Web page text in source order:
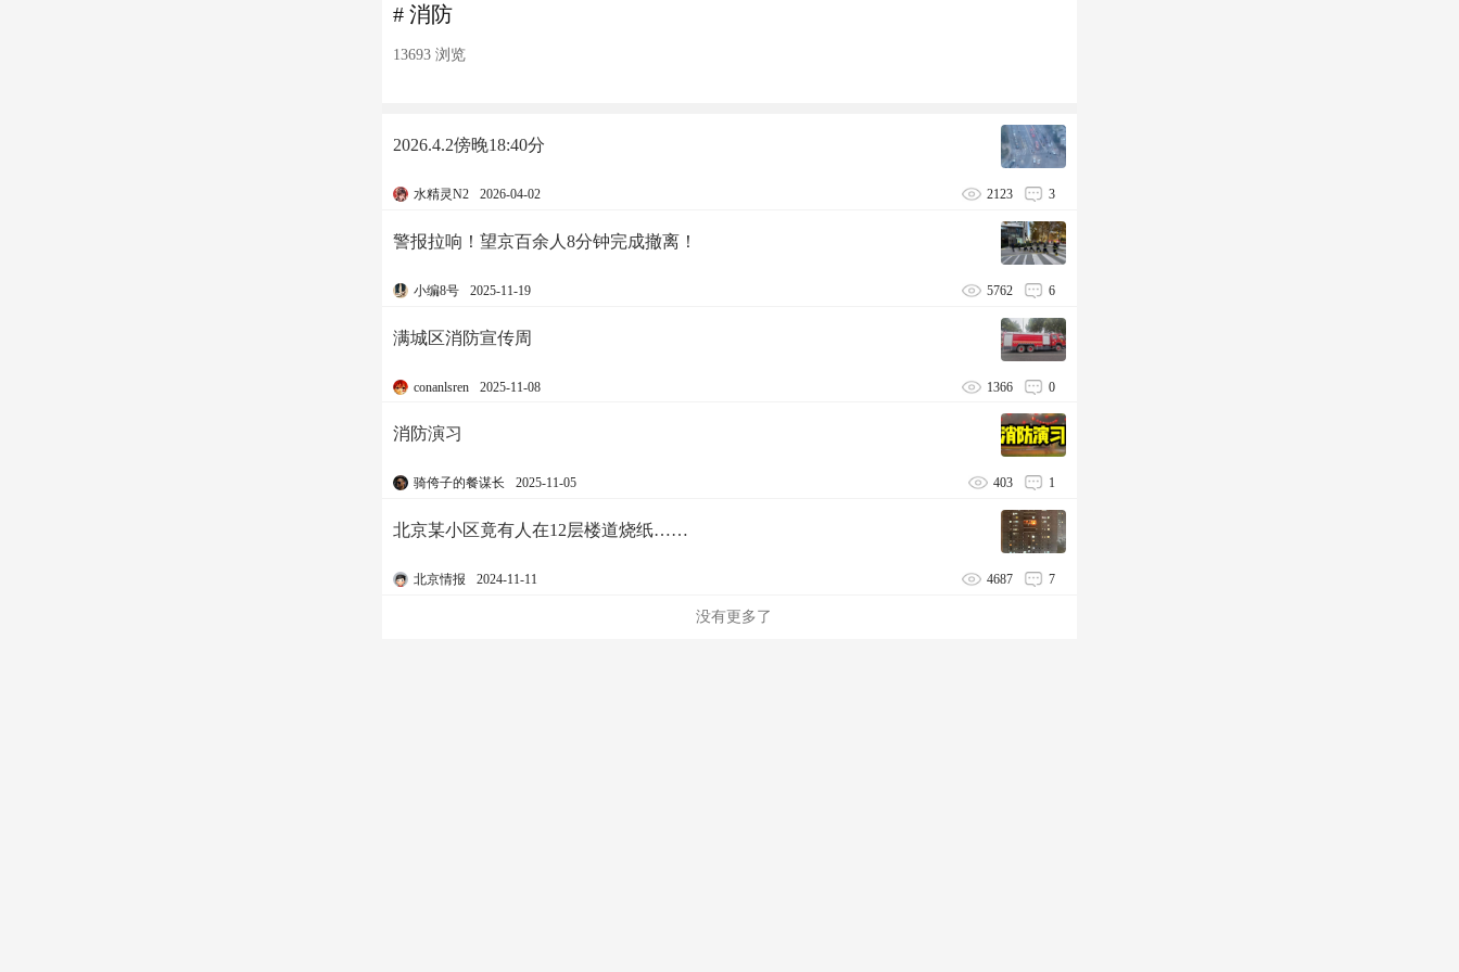
# 消防
13693 浏览
2026.4.2傍晚18:40分
水精灵N2 2026-04-02 2123 3
警报拉响！望京百余人8分钟完成撤离！
小编8号 2025-11-19 5762 6
满城区消防宣传周
conanlsren 2025-11-08 1366 0
消防演习
骑侉子的餐谋长 2025-11-05 403 1
北京某小区竟有人在12层楼道烧纸……
北京情报 2024-11-11 4687 7
没有更多了